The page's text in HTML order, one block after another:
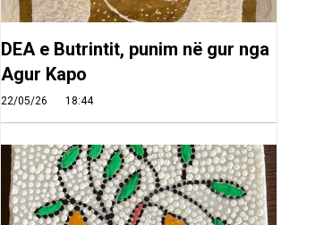
DEA e Butrintit, punim në gur nga
Agur Kapo
22/05/26 18:44